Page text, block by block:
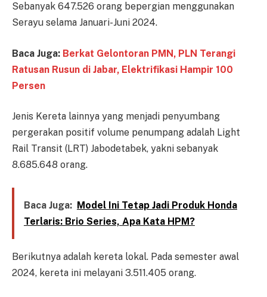
Sebanyak 647.526 orang bepergian menggunakan
Serayu selama Januari-Juni 2024.
Baca Juga: Berkat Gelontoran PMN, PLN Terangi
Ratusan Rusun di Jabar, Elektrifikasi Hampir 100
Persen
Jenis Kereta lainnya yang menjadi penyumbang
pergerakan positif volume penumpang adalah Light
Rail Transit (LRT) Jabodetabek, yakni sebanyak
8.685.648 orang.
Baca Juga: Model Ini Tetap Jadi Produk Honda
Terlaris: Brio Series, Apa Kata HPM?
Berikutnya adalah kereta lokal. Pada semester awal
2024, kereta ini melayani 3.511.405 orang.